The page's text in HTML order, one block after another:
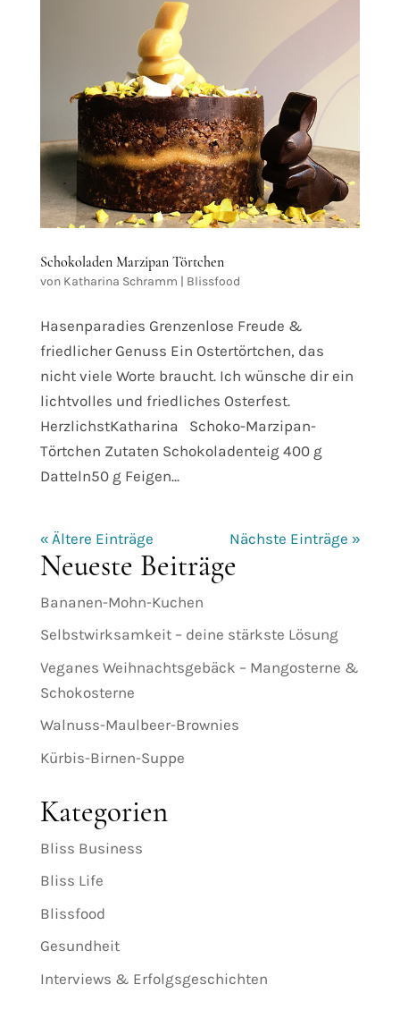
Schokoladen Marzipan Törtchen
von Katharina Schramm | Blissfood
Hasenparadies Grenzenlose Freude &
friedlicher Genuss Ein Ostertörtchen, das
nicht viele Worte braucht. Ich wünsche dir ein
lichtvolles und friedliches Osterfest.
HerzlichstKatharina Schoko-Marzipan-
Törtchen Zutaten Schokoladenteig 400 g
Datteln50 g Feigen...
« Ältere Einträge Nächste Einträge »
Neueste Beiträge
Bananen-Mohn-Kuchen
Selbstwirksamkeit – deine stärkste Lösung
Veganes Weihnachtsgebäck – Mangosterne &
Schokosterne
Walnuss-Maulbeer-Brownies
Kürbis-Birnen-Suppe
Kategorien
Bliss Business
Bliss Life
Blissfood
Gesundheit
Interviews & Erfolgsgeschichten